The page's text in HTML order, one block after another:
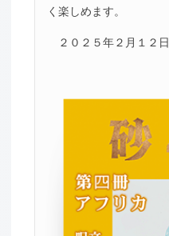
く楽しめます。
２０２５年２月１２日